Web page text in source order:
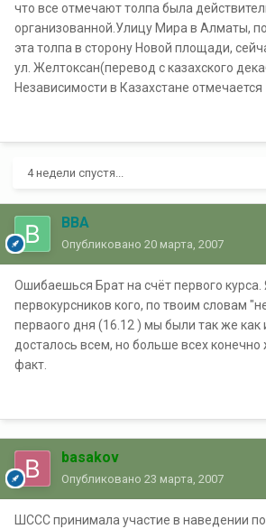
что все отмечают толпа была
организованной.Улицу Мира в Алматы,
эта толпа в сторону Новой площади,
ул. Желтоксан(перевод с казахского
Независимости в Казахстане отмечается
4 недели спустя...
ВВА
Опубликовано 20 марта, 2007
Ошибаешься Брат на счёт первого курса.
первокурсников кого, по твоим словам
перваого дня (16.12 ) мы были так же
досталось всем, но больше всех
факт.
basakov
Опубликовано 23 марта, 2007
ШССС принимала участие в наведении